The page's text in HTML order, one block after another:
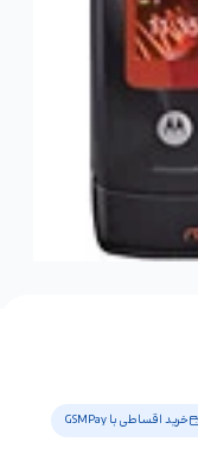
خرید اقساطی با GSMPay